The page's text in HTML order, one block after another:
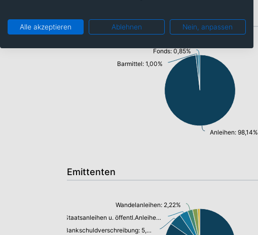
Anlageklassen
Anleihen: 98,14%
Barmittel: 1,00%
Fonds: 0,85%
Emittenten
Bankschuldverschreibung: 5,37%
Staatsanleihen u. öffentl.Anleihen: 3,72%
Wandelanleihen: 2,22%
Alle akzeptieren Ablehnen Nein, anpassen